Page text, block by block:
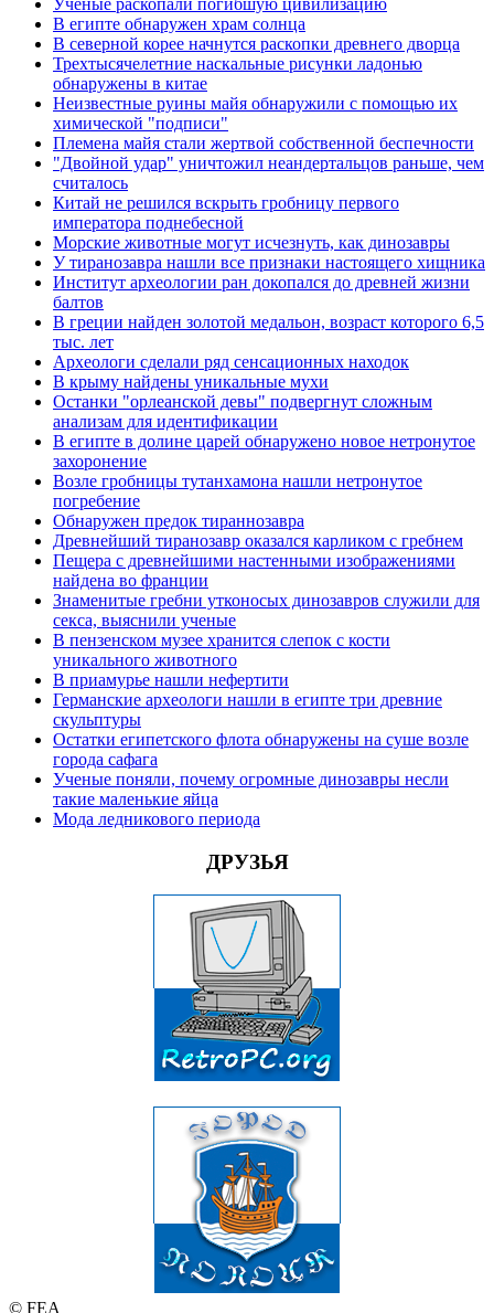
Ученые раскопали погибшую цивилизацию
В египте обнаружен храм солнца
В северной корее начнутся раскопки древнего дворца
Трехтысячелетние наскальные рисунки ладонью
обнаружены в китае
Неизвестные руины майя обнаружили с помощью их
химической "подписи"
Племена майя стали жертвой собственной беспечности
"Двойной удар" уничтожил неандертальцов раньше, чем
считалось
Китай не решился вскрыть гробницу первого
императора поднебесной
Морские животные могут исчезнуть, как динозавры
У тиранозавра нашли все признаки настоящего хищника
Институт археологии ран докопался до древней жизни
балтов
В греции найден золотой медальон, возраст которого 6,5
тыс. лет
Археологи сделали ряд сенсационных находок
В крыму найдены уникальные мухи
Останки "орлеанской девы" подвергнут сложным
анализам для идентификации
В египте в долине царей обнаружено новое нетронутое
захоронение
Возле гробницы тутанхамона нашли нетронутое
погребение
Обнаружен предок тираннозавра
Древнейший тиранозавр оказался карликом с гребнем
Пещера с древнейшими настенными изображениями
найдена во франции
Знаменитые гребни утконосых динозавров служили для
секса, выяснили ученые
В пензенском музее хранится слепок с кости
уникального животного
В приамурье нашли нефертити
Германские археологи нашли в египте три древние
скульптуры
Остатки египетского флота обнаружены на суше возле
города сафага
Ученые поняли, почему огромные динозавры несли
такие маленькие яйца
Мода ледникового периода
ДРУЗЬЯ
© FEA